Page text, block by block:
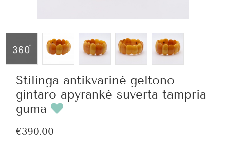
Stilinga antikvarinė geltono
gintaro apyrankė suverta tampria
guma
€390.00